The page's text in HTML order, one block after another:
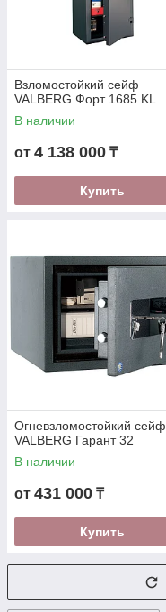
Взломостойкий сейф
VALBERG Форт 1685 KL
В наличии
от 4 138 000 ₸
Купить
Огневзломостойкий сейф
VALBERG Гарант 32
В наличии
от 431 000 ₸
Купить